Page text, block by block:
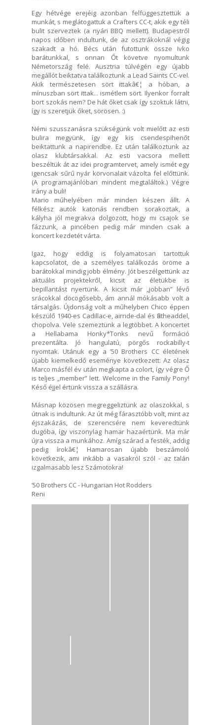
Egy hétvége erejéig azonban felfüggesztettük a
munkát, s meglátogattuk a Crafters CC-t, akik egy téli
bulit szerveztek (a nyári BBQ mellett). Budapestről
napos időben indultunk, de az osztrákoknál végig
szakadt a hó. Bécs után futottunk össze Ivko
barátunkkal, s onnan Őt követve nyomultunk
Németország felé. Ausztria túlvégén egy újabb
megállót beiktatva találkoztunk a Lead Saints CC-vel.
Akik természetesen sört ittakâ€¦ a hóban, a
mínuszban sört ittak... ismétlem sört. Ilyenkor forralt
bort szokás nem? De hát őket csak így szoktuk látni,
így is szeretjük őket, sörösen. :)
Némi szusszanásra szükségünk volt mielőtt az esti
bulira megyünk, így egy kis csendespihenőt
beiktattunk a napirendbe. Ez után találkoztunk az
olasz klubtársakkal. Az esti vacsora mellett
beszéltük át az idei programtervet, amely ismét egy
igencsak sűrű nyár körvonalait vázolta fel előttünk.
(A programajánlóban mindent megtaláltok.) Végre
irány a buli!
Mario műhelyében már minden készen állt. A
félkész autók katonás rendben sorakoztak, a
kályha jól megrakva dolgozott, hogy mi csajok se
fázzunk, a pincében pedig már minden csak a
koncert kezdetét várta.
Igaz, hogy eddig is folyamatosan tartottuk
kapcsolatot, de a személyes találkozás öröme a
barátokkal mindig jobb élmény. Jót beszélgettünk az
aktuális projektekről, kicsit az életükbe is
bepillantást nyertünk. A kicsit már „jobban” lévő
srácokkal döcögősebb, ám annál mókásabb volt a
társalgás. Újdonság volt a műhelyben Chico éppen
készülő 1940-es Cadillac-e, airride-dal és flatheaddel,
chopolva. Vele szemeztünk a legtöbbet. A koncertet
a Hellabama Honky*Tonks nevű formáció
prezentálta. Jó hangulatú, pörgős rockabilly-t
nyomtak. Utánuk egy a ’50 Brothers CC életének
újabb kiemelkedő eseménye következett: Az olasz
Marco másfél év után megkapta a colort, így végre Ő
is teljes „member” lett. Welcome in the Family Pony!
Késő éjjel értünk vissza a szállásra.
Másnap közösen megreggeliztünk az olaszokkal, s
útnak is indultunk. Az út még fárasztóbb volt, mint az
éjszakázás, de szerencsére nem keveredtünk
dugóba, így viszonylag hamar hazaértünk. Ma már
újra vissza a munkához. Amíg szárad a festék, addig
pedig írokâ€¦ Hamarosan újabb beszámoló
következik, ami inkább a vasakról szól - az talán
izgalmasabb lesz Számotokra!
’50 Brothers CC - Hungarian Hot Rodders
Reni